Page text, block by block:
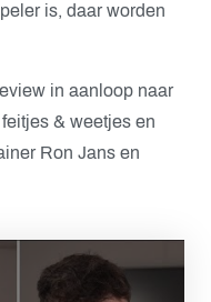
is, daar worden
in aanloop naar
& weetjes en
Ron Jans en